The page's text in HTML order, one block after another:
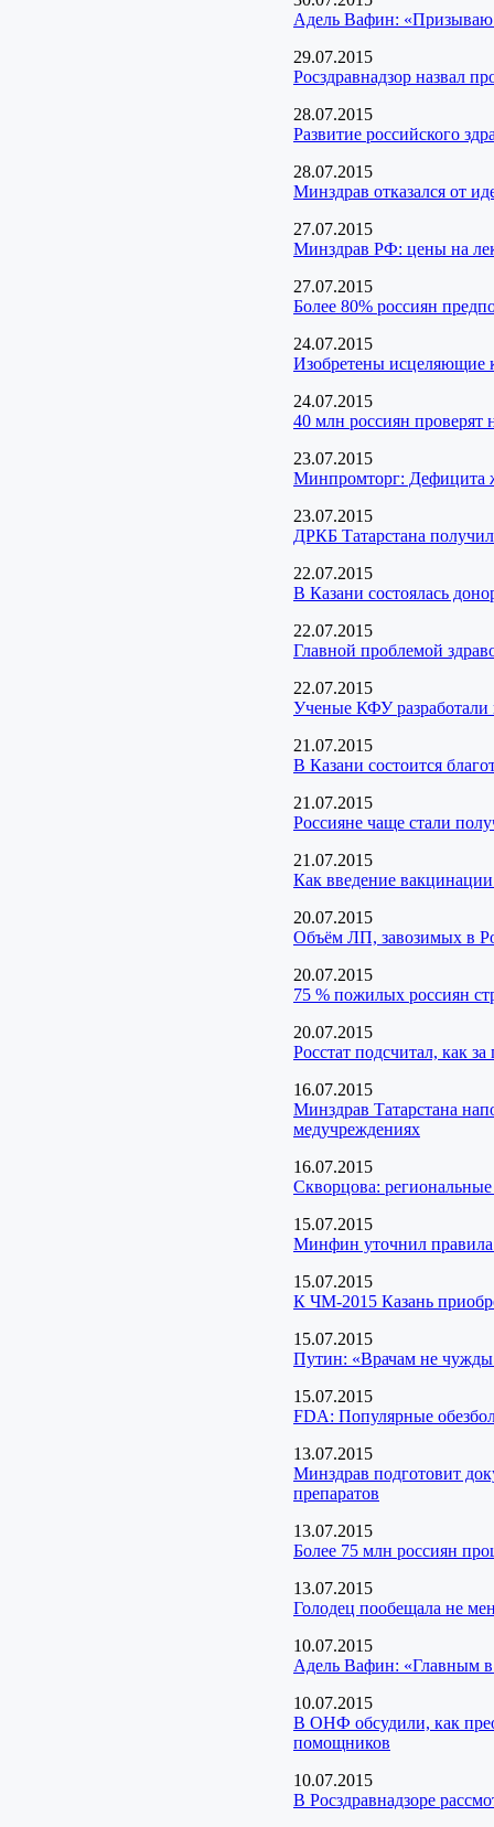
Адель Вафин: «Призываю
29.07.2015
Росздравнадзор назвал
28.07.2015
Развитие российского
28.07.2015
Минздрав отказался от
27.07.2015
Минздрав РФ: цены на
27.07.2015
Более 80% россиян
24.07.2015
Изобретены исцеляющие
24.07.2015
40 млн россиян проверят
23.07.2015
Минпромторг: Дефицита
23.07.2015
ДРКБ Татарстана
22.07.2015
В Казани состоялась
22.07.2015
Главной проблемой
22.07.2015
Ученые КФУ разработали
21.07.2015
В Казани состоится
21.07.2015
Россияне чаще стали
21.07.2015
Как введение
20.07.2015
Объём ЛП, завозимых в
20.07.2015
75 % пожилых россиян
20.07.2015
Росстат подсчитал, как
16.07.2015
Минздрав Татарстана
медучреждениях
16.07.2015
Скворцова:
15.07.2015
Минфин уточнил правила
15.07.2015
К ЧМ-2015 Казань
15.07.2015
Путин: «Врачам не чужды
15.07.2015
FDА: Популярные
13.07.2015
Минздрав подготовит
препаратов
13.07.2015
Более 75 млн россиян
13.07.2015
Голодец пообещала не
10.07.2015
Адель Вафин: «Главным в
10.07.2015
В ОНФ обсудили, как
помощников
10.07.2015
В Росздравнадзоре